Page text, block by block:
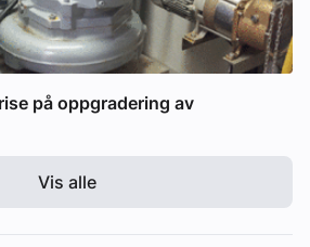
på oppgradering av
Vis alle